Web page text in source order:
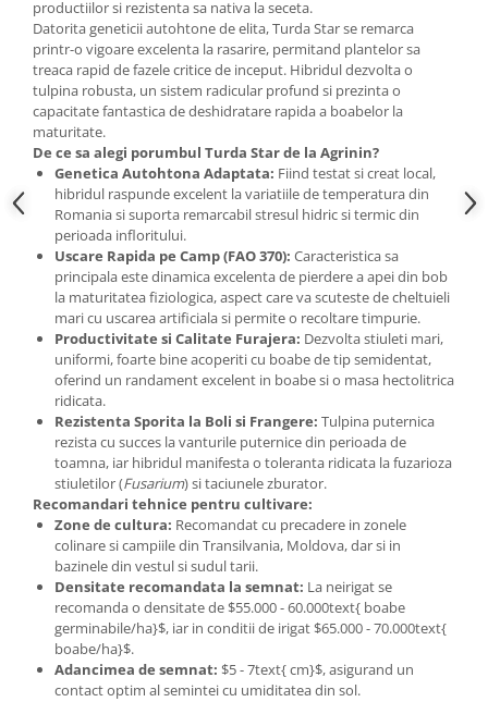
Accesorii gard electric
Accesorii irigat
Araci/ Suporti plante
Candele / Rezerve / Lumanari
Carabine/ carlige
Diverse casa si gradina
Diverse depozitare
Echipament protectie gradina
Fir/Ata de legat
Foarfeci
Furtun / banda / tub
Motofierastrau / Drujba
Pila motofierastrau / drujba
Plantator
Plasa de umbrire
Plase plante
Pompa de apa curata/murdara
Pompa de stropit
Raticide
Spray si intretinere
productiilor si rezistenta sa nativa la seceta.
Datorita geneticii autohtone de elita, Turda Star se remarca
printr-o vigoare excelenta la rasarire, permitand plantelor sa
treaca rapid de fazele critice de inceput. Hibridul dezvolta o
tulpina robusta, un sistem radicular profund si prezinta o
capacitate fantastica de deshidratare rapida a boabelor la
maturitate.
De ce sa alegi porumbul Turda Star de la Agrinin?
Genetica Autohtona Adaptata: Fiind testat si creat local,
hibridul raspunde excelent la variatiile de temperatura din
Romania si suporta remarcabil stresul hidric si termic din
perioada infloritului.
Uscare Rapida pe Camp (FAO 370): Caracteristica sa
principala este dinamica excelenta de pierdere a apei din bob
la maturitatea fiziologica, aspect care va scuteste de cheltuieli
mari cu uscarea artificiala si permite o recoltare timpurie.
Productivitate si Calitate Furajera: Dezvolta stiuleti mari,
uniformi, foarte bine acoperiti cu boabe de tip semidentat,
oferind un randament excelent in boabe si o masa hectolitrica
ridicata.
Rezistenta Sporita la Boli si Frangere: Tulpina puternica
rezista cu succes la vanturile puternice din perioada de
toamna, iar hibridul manifesta o toleranta ridicata la fuzarioza
stiuletilor (Fusarium) si taciunele zburator.
Recomandari tehnice pentru cultivare:
Zone de cultura: Recomandat cu precadere in zonele
colinare si campiile din Transilvania, Moldova, dar si in
bazinele din vestul si sudul tarii.
Densitate recomandata la semnat: La neirigat se
recomanda o densitate de $55.000 - 60.000text{ boabe
germinabile/ha}$, iar in conditii de irigat $65.000 - 70.000text{
boabe/ha}$.
Adancimea de semnat: $5 - 7text{ cm}$, asigurand un
contact optim al semintei cu umiditatea din sol.